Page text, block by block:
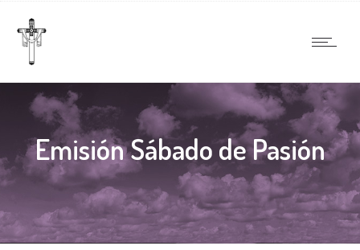
Emisión Sábado de Pasión